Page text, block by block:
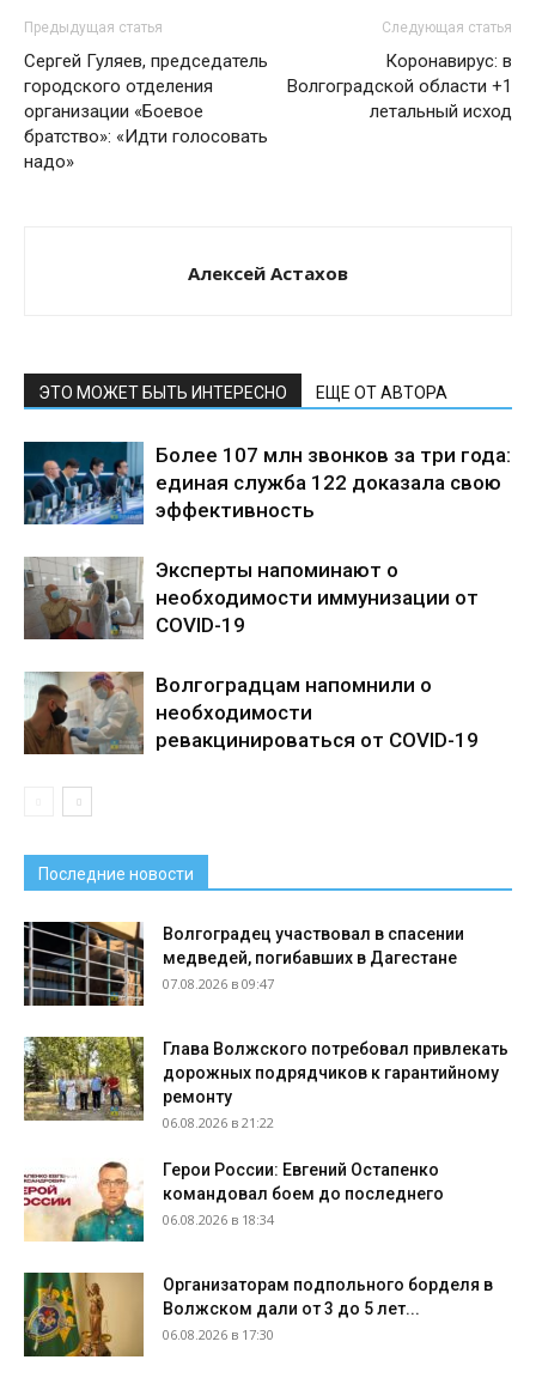
Предыдущая статья
Сергей Гуляев, председатель
городского отделения
организации «Боевое
братство»: «Идти голосовать
надо»
Следующая статья
Коронавирус: в
Волгоградской области +1
летальный исход
Алексей Астахов
ЭТО МОЖЕТ БЫТЬ ИНТЕРЕСНО ЕЩЕ ОТ АВТОРА
Более 107 млн звонков за три года:
единая служба 122 доказала свою
эффективность
Эксперты напоминают о
необходимости иммунизации от
COVID-19
Волгоградцам напомнили о
необходимости
ревакцинироваться от COVID-19
Последние новости
Волгоградец участвовал в спасении
медведей, погибавших в Дагестане
07.08.2026 в 09:47
Глава Волжского потребовал привлекать
дорожных подрядчиков к гарантийному
ремонту
06.08.2026 в 21:22
Герои России: Евгений Остапенко
командовал боем до последнего
06.08.2026 в 18:34
Организаторам подпольного борделя в
Волжском дали от 3 до 5 лет...
06.08.2026 в 17:30